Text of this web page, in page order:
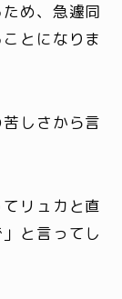
め、急遽同
とになりま
しさから言
リュカと直
と言ってし